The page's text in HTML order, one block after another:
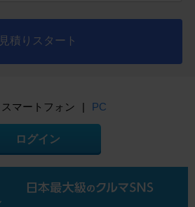
見積りスタート
スマートフォン | PC
ログイン